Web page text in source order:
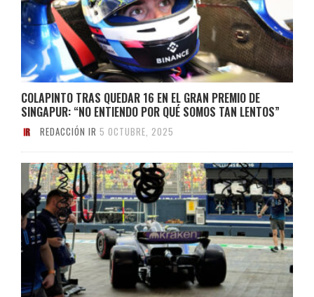
COLAPINTO TRAS QUEDAR 16 EN EL GRAN PREMIO DE
SINGAPUR: “NO ENTIENDO POR QUÉ SOMOS TAN LENTOS”
REDACCIÓN IR 5 OCTUBRE, 2025